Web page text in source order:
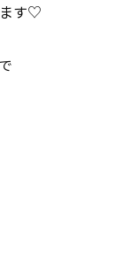
す♡